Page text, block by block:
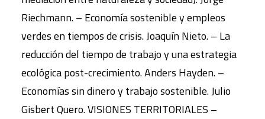
Riechmann. – Economía sostenible y empleos
verdes en tiempos de crisis. Joaquín Nieto. – La
reducción del tiempo de trabajo y una estrategia
ecológica post-crecimiento. Anders Hayden. –
Economías sin dinero y trabajo sostenible. Julio
Gisbert Quero. VISIONES TERRITORIALES –